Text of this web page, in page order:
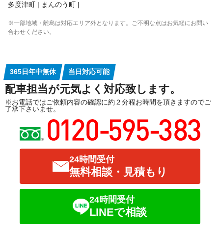
多度津町 まんのう町
※一部地域・離島は対応エリア外となります。ご不明な点はお気軽にお問い
合わせください。
365日年中無休 当日対応可能
配車担当が元気よく対応致します。
※お電話ではご依頼内容の確認に約２分程お時間を頂きますのでご
了承下さいませ。
24時間受付
無料相談・見積もり
24時間受付
LINEで相談